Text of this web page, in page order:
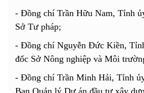
- Đồng chí Trần Hữu Nam, Tỉnh
Sở Tư pháp;
- Đồng chí Nguyễn Đức Kiền,
đốc Sở Nông nghiệp và Môi
- Đồng chí Trần Minh Hải, Tỉnh
Ban Quản lý Dự án đầu tư xây